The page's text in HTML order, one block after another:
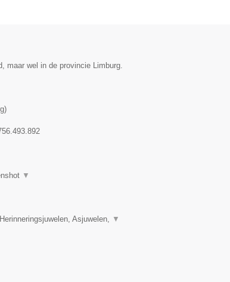
maar wel in de provincie Limburg.
)
▼
Asjuwelen, ▼